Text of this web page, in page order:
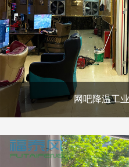
网吧降温工